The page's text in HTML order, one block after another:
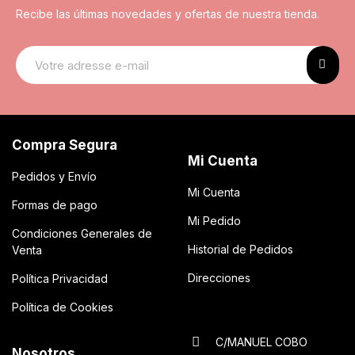
Recibe las últimas novedades y ofertas de nuestra tienda.
Compra Segura
Pedidos y Envío
Formas de pago
Condiciones Generales de
Venta
Política Privacidad
Política de Cookies
Mi Cuenta
Mi Cuenta
Mi Pedido
Historial de Pedidos
Direcciones
C/MANUEL COBO